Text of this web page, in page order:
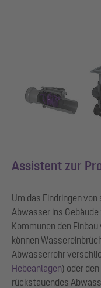
Assistent zur
Um das Eindringen
Abwasser ins
Kommunen den
können
Abwasserrohr
Hebeanlagen) oder
rückstauendes